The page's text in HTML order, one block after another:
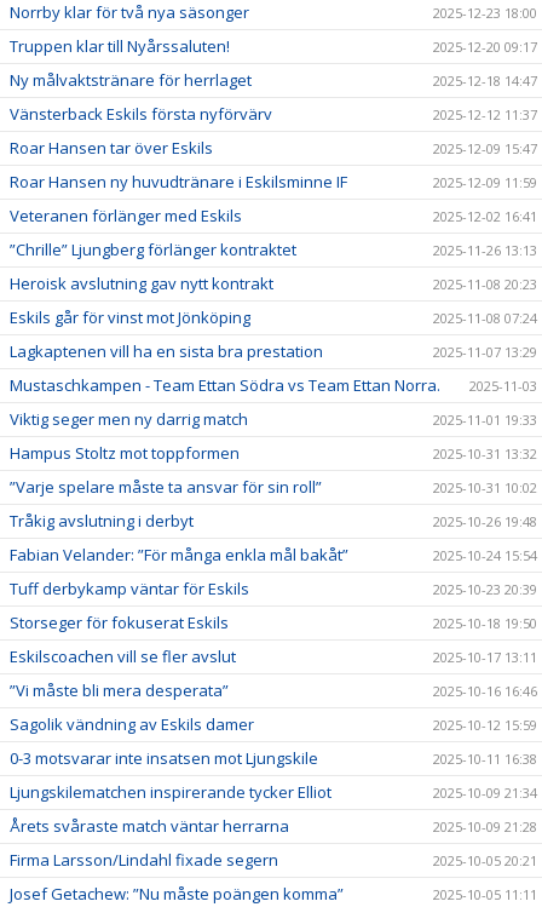
Norrby klar för två nya säsonger 2025-12-23 18:00
Truppen klar till Nyårssaluten! 2025-12-20 09:17
Ny målvaktstränare för herrlaget 2025-12-18 14:47
Vänsterback Eskils första nyförvärv 2025-12-12 11:37
Roar Hansen tar över Eskils 2025-12-09 15:47
Roar Hansen ny huvudtränare i Eskilsminne IF 2025-12-09 11:59
Veteranen förlänger med Eskils 2025-12-02 16:41
”Chrille” Ljungberg förlänger kontraktet 2025-11-26 13:13
Heroisk avslutning gav nytt kontrakt 2025-11-08 20:23
Eskils går för vinst mot Jönköping 2025-11-08 07:24
Lagkaptenen vill ha en sista bra prestation 2025-11-07 13:29
Mustaschkampen - Team Ettan Södra vs Team Ettan Norra. 2025-11-03
Viktig seger men ny darrig match 2025-11-01 19:33
Hampus Stoltz mot toppformen 2025-10-31 13:32
”Varje spelare måste ta ansvar för sin roll” 2025-10-31 10:02
Tråkig avslutning i derbyt 2025-10-26 19:48
Fabian Velander: ”För många enkla mål bakåt” 2025-10-24 15:54
Tuff derbykamp väntar för Eskils 2025-10-23 20:39
Storseger för fokuserat Eskils 2025-10-18 19:50
Eskilscoachen vill se fler avslut 2025-10-17 13:11
”Vi måste bli mera desperata” 2025-10-16 16:46
Sagolik vändning av Eskils damer 2025-10-12 15:59
0-3 motsvarar inte insatsen mot Ljungskile 2025-10-11 16:38
Ljungskilematchen inspirerande tycker Elliot 2025-10-09 21:34
Årets svåraste match väntar herrarna 2025-10-09 21:28
Firma Larsson/Lindahl fixade segern 2025-10-05 20:21
Josef Getachew: ”Nu måste poängen komma” 2025-10-05 11:11